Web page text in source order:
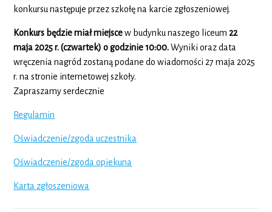
konkursu następuje przez szkołę na karcie zgłoszeniowej.
Konkurs będzie miał miejscew budynku naszego liceum 22
maja 2025 r. (czwartek) o godzinie 10:00.Wyniki oraz data
wręczenia nagród zostaną podane do wiadomości 27 maja 2025
r. na stronie internetowej szkoły.
Zapraszamy serdecznie
Regulamin
Oświadczenie/zgoda uczestnika
Oświadczenie/zgoda opiekuna
Karta zgłoszeniowa